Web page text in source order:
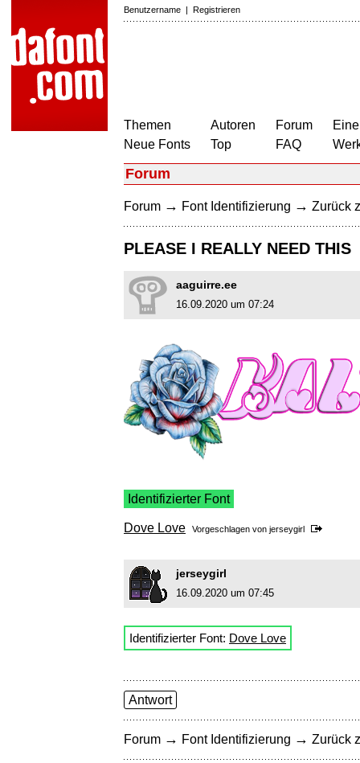
Benutzername | Registrieren
Themen
Neue Fonts
Autoren
Top
Forum
FAQ
Forum
Forum → Font Identifizierung → Zurück
PLEASE I REALLY NEED THIS
aaguirre.ee
16.09.2020 um 07:24
Identifizierter Font
Dove Love Vorgeschlagen von jerseygirl
jerseygirl
16.09.2020 um 07:45
Identifizierter Font: Dove Love
Antwort
Forum → Font Identifizierung → Zurück